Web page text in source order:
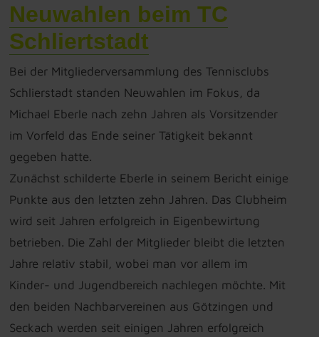
Neuwahlen beim TC
Schliertstadt
Bei der Mitgliederversammlung des Tennisclubs
Schlierstadt standen Neuwahlen im Fokus, da
Michael Eberle nach zehn Jahren als Vorsitzender
im Vorfeld das Ende seiner Tätigkeit bekannt
gegeben hatte.
Zunächst schilderte Eberle in seinem Bericht einige
Punkte aus den letzten zehn Jahren. Das Clubheim
wird seit Jahren erfolgreich in Eigenbewirtung
betrieben. Die Zahl der Mitglieder bleibt die letzten
Jahre relativ stabil, wobei man vor allem im
Kinder- und Jugendbereich nachlegen möchte. Mit
den beiden Nachbarvereinen aus Götzingen und
Seckach werden seit einigen Jahren erfolgreich